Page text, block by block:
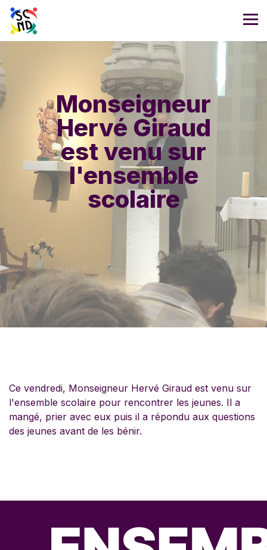
Monseigneur
Hervé Giraud
est venu sur
l'ensemble
scolaire
Ce vendredi, Monseigneur Hervé Giraud est venu sur
l'ensemble scolaire pour rencontrer les jeunes. Il a
mangé, prier avec eux puis il a répondu aux questions
des jeunes avant de les bénir.